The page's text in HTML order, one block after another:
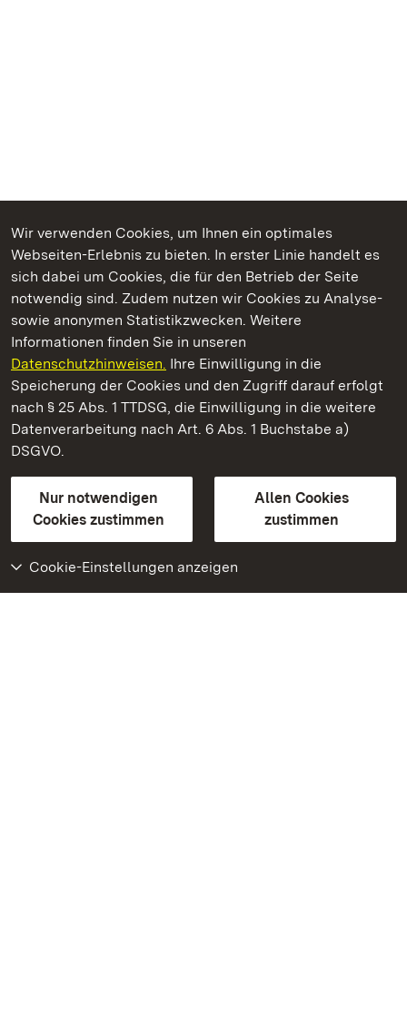
Wir verwenden Cookies, um Ihnen ein optimales
Webseiten-Erlebnis zu bieten. In erster Linie handelt es
sich dabei um Cookies, die für den Betrieb der Seite
notwendig sind. Zudem nutzen wir Cookies zu Analyse-
sowie anonymen Statistikzwecken. Weitere
Informationen finden Sie in unseren
Datenschutzhinweisen. Ihre Einwilligung in die
Speicherung der Cookies und den Zugriff darauf erfolgt
nach § 25 Abs. 1 TTDSG, die Einwilligung in die weitere
Datenverarbeitung nach Art. 6 Abs. 1 Buchstabe a)
DSGVO.
Nur notwendigen
Cookies zustimmen
Allen Cookies
zustimmen
Cookie-Einstellungen anzeigen
Kommen. Staunen. Genießen.
Residenzschloss Ludwigsburg
Staatliche Schlösser und Gärten Baden-Württemberg
Kontakt
GebärdenspracheLeichte Sprache
Erklärung zur Barrierefreiheit
BITV-konform (geprüfte Seiten)
Weiteres